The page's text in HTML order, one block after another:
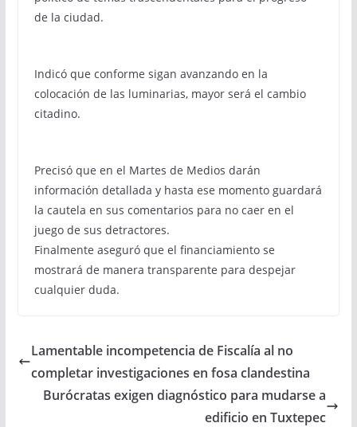
de la ciudad.
Indicó que conforme sigan avanzando en la
colocación de las luminarias, mayor será el cambio
citadino.
Precisó que en el Martes de Medios darán
información detallada y hasta ese momento guardará
la cautela en sus comentarios para no caer en el
juego de sus detractores.
Finalmente aseguró que el financiamiento se
mostrará de manera transparente para despejar
cualquier duda.
Lamentable incompetencia de Fiscalía al no
completar investigaciones en fosa clandestina
Burócratas exigen diagnóstico para mudarse a
edificio en Tuxtepec